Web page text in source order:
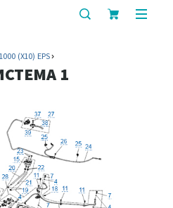
показать
(X10) EPS
1